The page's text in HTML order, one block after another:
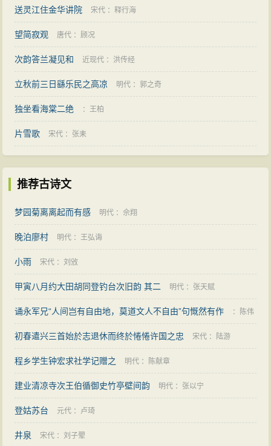
送灵江住金华讲院 宋代 ：释行海
望简寂观 唐代 ：顾况
次韵答兰凝见和 近现代 ： 洪传经
立秋前三日繇乐民之高凉 明代 ：郭之奇
独坐看海棠二绝 ：王柏
片雪歌 宋代 ： 张耒
推荐古诗文
梦园菊离离起而有感 明代 ：佘翔
晚泊廖村 明代 ：王弘诲
小雨 宋代 ：刘攽
甲寅八月约大田胡同登钓台次旧韵 其二 明代 ： 张天赋
诵永军兄“人间岂有自由地，莫道文人不自由”句慨然有作 ： 陈伟
初春遣兴三首始於志退休而终於惓惓许国之忠 宋代 ： 陆游
程乡学生钟宏求社学记赠之 明代 ： 陈献章
建业清凉寺次王伯循御史竹亭壁间韵 明代 ： 张以宁
登姑苏台 元代 ： 卢琦
井泉 宋代 ：刘子翚